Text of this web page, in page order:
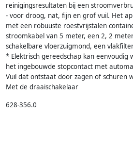
reinigingsresultaten bij een
- voor droog, nat, fijn en grof vuil. Het
met een robuuste roestvrijstalen
stroomkabel van 5 meter, een 2, 2
schakelbare vloerzuigmond, een
* Elektrisch gereedschap kan eenvoudig
het ingebouwde stopcontact met
Vuil dat ontstaat door zagen of schuren
Met de draaischakelaar
628-356.0